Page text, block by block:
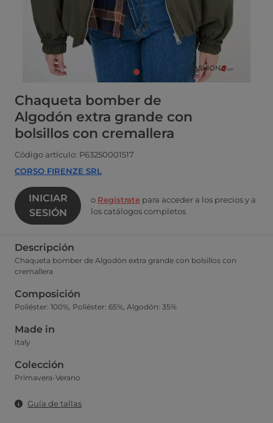
Chaqueta bomber de
Algodón extra grande con
bolsillos con cremallera
Código artículo: P63250001517
CORSO FIRENZE SRL
INICIAR
SESIÓN
o Regístrate para acceder a los precios y a
los catálogos completos
Descripción
Chaqueta bomber de Algodón extra grande con bolsillos con
cremallera
Composición
Poliéster: 100%, Poliéster: 65%, Algodón: 35%
Made in
Italy
Colección
Primavera-Verano
Guía de tallas